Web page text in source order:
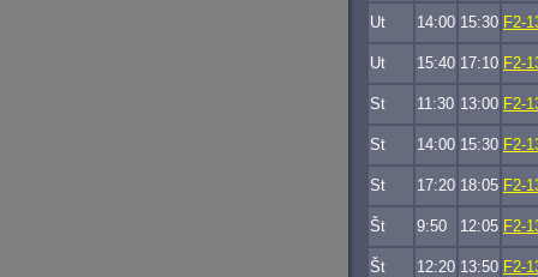
Ut 14:00 15:30 F2-
Ut 15:40 17:10 F2-
St 11:30 13:00 F2-
St 14:00 15:30 F2-
St 17:20 18:05 F2-
Št 9:50 12:05 F2-
Št 12:20 13:50 F2-